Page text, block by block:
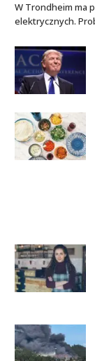
W Trondheim ma
elektrycznych.